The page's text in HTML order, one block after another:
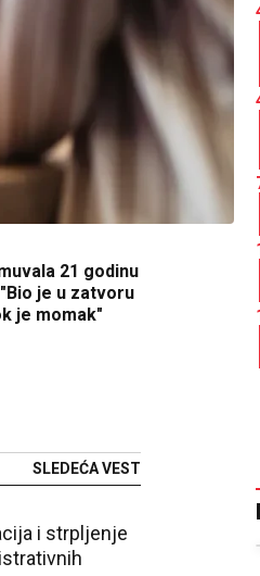
21 godinu
je u zatvoru
je momak"
SLEDEĆA VEST
i strpljenje